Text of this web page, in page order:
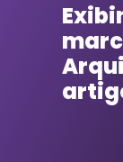
Serviços
Sobre